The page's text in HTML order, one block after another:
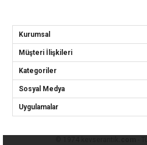
Kurumsal
Müşteri İlişkileri
Kategoriler
Sosyal Medya
Uygulamalar
-